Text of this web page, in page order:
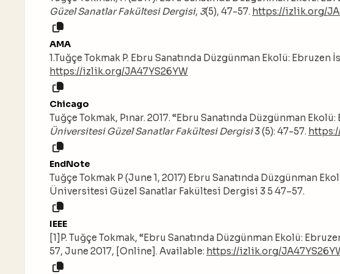
Güzel Sanatlar Fakültesi Dergisi, 3(5), 47-57. https://izlik.org/
AMA
1.Tuğçe Tokmak P. Ebru Sanatında Düzgünman Ekolü: Ebruzen
https://izlik.org/JA47YS26YW
Chicago
Tuğçe Tokmak, Pınar. 2017. “Ebru Sanatında Düzgünman
Üniversitesi Güzel Sanatlar Fakültesi Dergisi3 (5): 47-57.
EndNote
Tuğçe Tokmak P (June 1, 2017) Ebru Sanatında Düzgünman
Üniversitesi Güzel Sanatlar Fakültesi Dergisi 3 5 47–57.
IEEE
[1]P. Tuğçe Tokmak, “Ebru Sanatında Düzgünman Ekolü:
57, June 2017, [Online]. Available: https://izlik.org/